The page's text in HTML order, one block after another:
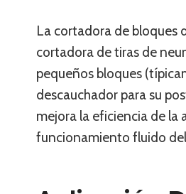
La cortadora de bloques
cortadora de tiras de
pequeños bloques
descauchador para su
mejora la eficiencia de la
funcionamiento fluido